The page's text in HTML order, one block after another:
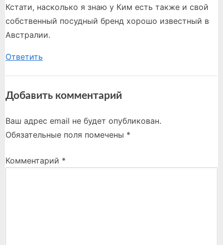
Кстати, насколько я знаю у Ким есть также и свой
собственный посудный бренд хорошо известный в
Австралии.
Ответить
Добавить комментарий
Ваш адрес email не будет опубликован.
Обязательные поля помечены *
Комментарий *